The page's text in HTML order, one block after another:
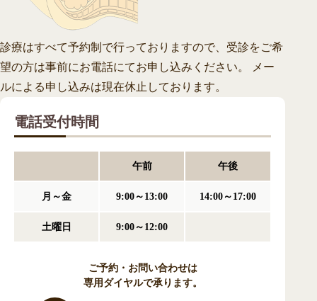
診療はすべて予約制で行っておりますので、受診をご希
望の方は事前にお電話にてお申し込みください。 メー
ルによる申し込みは現在休止しております。
電話受付時間
午前 午後
月～金 9:00～13:00 14:00～17:00
土曜日 9:00～12:00
ご予約・お問い合わせは
専用ダイヤルで承ります。